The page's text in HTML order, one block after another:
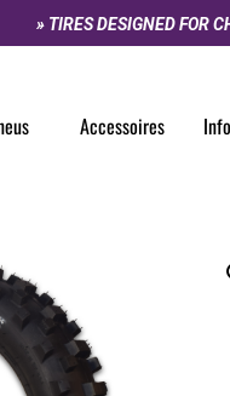
» TIRES DESIGNED FOR
Accessoires